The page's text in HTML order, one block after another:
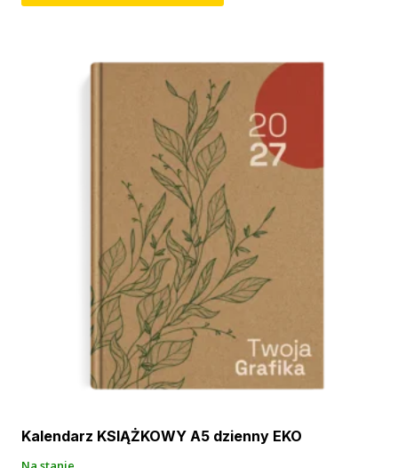
Kalendarz KSIĄŻKOWY A5 dzienny EKO